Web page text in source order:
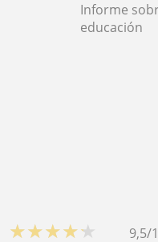
Informe
educación
★★★★★ 9,5/